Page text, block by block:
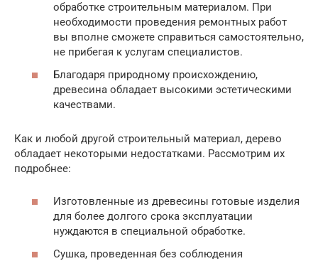
обработке строительным материалом. При
необходимости проведения ремонтных работ
вы вполне сможете справиться самостоятельно,
не прибегая к услугам специалистов.
Благодаря природному происхождению,
древесина обладает высокими эстетическими
качествами.
Как и любой другой строительный материал, дерево
обладает некоторыми недостатками. Рассмотрим их
подробнее:
Изготовленные из древесины готовые изделия
для более долгого срока эксплуатации
нуждаются в специальной обработке.
Сушка, проведенная без соблюдения